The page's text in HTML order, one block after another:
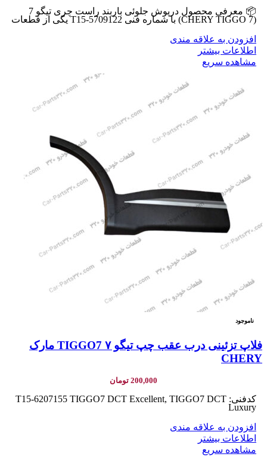
📦 معرفی محصول درپوش جلوئی باربند راست چری تیگو 7
(CHERY TIGGO 7) با شماره فنی T15-5709122 یکی از قطعات
افزودن به علاقه مندی
اطلاعات بیشتر
مشاهده سریع
ناموجود
فلاپ تزئینی درب عقب چپ تیگو ۷ TIGGO7 مارک
CHERY
200,000 تومان
کدفنی: T15-6207155 TIGGO7 DCT Excellent, TIGGO7 DCT
Luxury
افزودن به علاقه مندی
اطلاعات بیشتر
مشاهده سریع